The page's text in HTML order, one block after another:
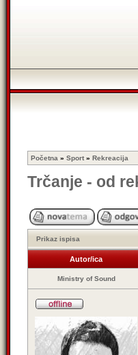
Početna » Sport » Rekreacija
Trčanje - od
Prikaz ispisa
Autor/ica
Ministry of Sound